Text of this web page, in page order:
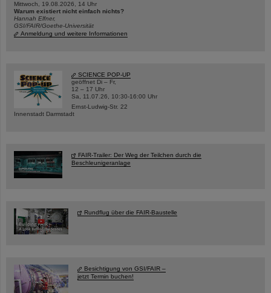
Mittwoch, 19.08.2026, 14 Uhr
Warum existiert nicht einfach nichts?
Hannah Elfner,
GSI/FAIR/Goethe-Universität
Anmeldung und weitere Informationen
SCIENCE POP-UP
geöffnet Di – Fr,
12 – 17 Uhr
Sa, 11.07.26, 10:30-16:00 Uhr
Ernst-Ludwig-Str. 22
Innenstadt Darmstadt
FAIR-Trailer: Der Weg der Teilchen durch die
Beschleunigeranlage
Rundflug über die FAIR-Baustelle
Besichtigung von GSI/FAIR –
jetzt Termin buchen!